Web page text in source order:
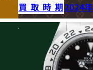
買取時期2024